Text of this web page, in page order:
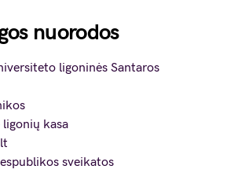
nuorodos
ligoninės Santaros
kasa
sveikatos